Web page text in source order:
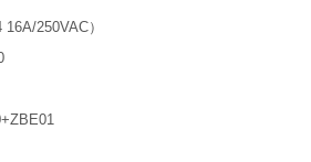
250VAC）